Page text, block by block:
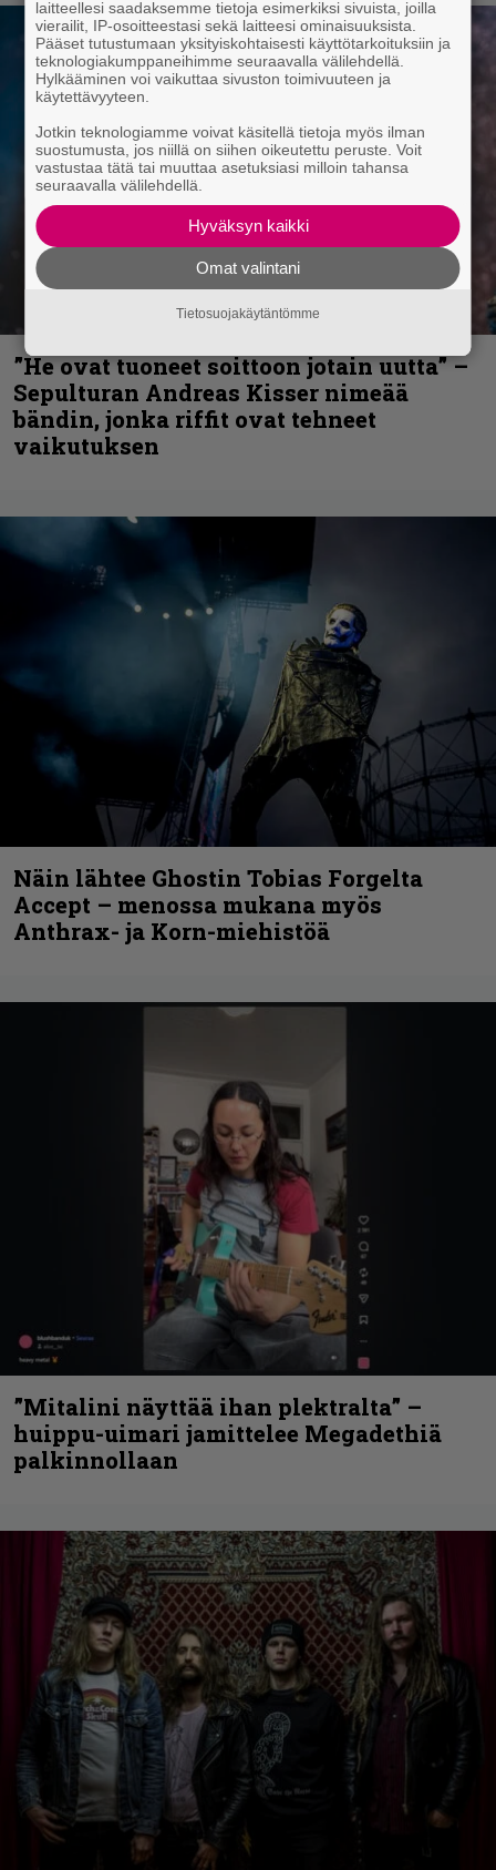
”He ovat tuoneet soittoon jotain uutta” –
Sepulturan Andreas Kisser nimeää
bändin, jonka riffit ovat tehneet
vaikutuksen
Näin lähtee Ghostin Tobias Forgelta
Accept – menossa mukana myös
Anthrax- ja Korn-miehistöä
”Mitalini näyttää ihan plektralta” –
huippu-uimari jamittelee Megadethiä
palkinnollaan
laitteellesi saadaksemme tietoja esimerkiksi sivuista, joilla
vierailit, IP-osoitteestasi sekä laitteesi ominaisuuksista.
Pääset tutustumaan yksityiskohtaisesti käyttötarkoituksiin ja
teknologiakumppaneihimme seuraavalla välilehdellä.
Hylkääminen voi vaikuttaa sivuston toimivuuteen ja
käytettävyyteen.
Jotkin teknologiamme voivat käsitellä tietoja myös ilman
suostumusta, jos niillä on siihen oikeutettu peruste. Voit
vastustaa tätä tai muuttaa asetuksiasi milloin tahansa
seuraavalla välilehdellä.
Hyväksyn kaikki
Omat valintani
Tietosuojakäytäntömme